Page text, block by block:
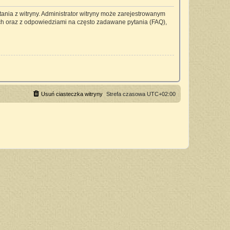
z witryny. Administrator witryny może zarejestrowanym
z odpowiedziami na często zadawane pytania (FAQ),
Strefa czasowa UTC+02:00
Usuń ciasteczka witryny